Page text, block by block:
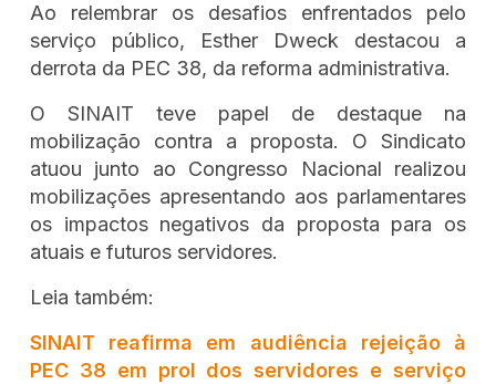
Ao relembrar os desafios enfrentados pelo
serviço público, Esther Dweck destacou a
derrota da PEC 38, da reforma administrativa.
O SINAIT teve papel de destaque na
mobilização contra a proposta. O Sindicato
atuou junto ao Congresso Nacional realizou
mobilizações apresentando aos parlamentares
os impactos negativos da proposta para os
atuais e futuros servidores.
Leia também:
SINAIT reafirma em audiência rejeição à
PEC 38 em prol dos servidores e serviço